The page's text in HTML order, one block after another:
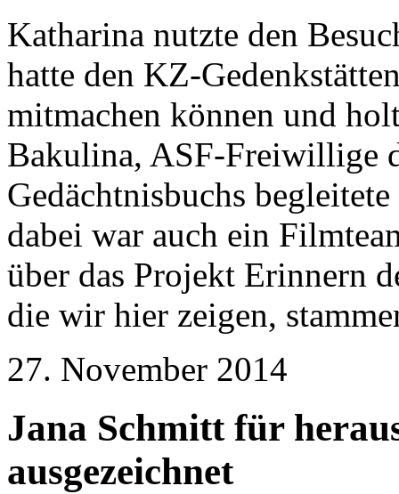
Katharina nutzte den
hatte den KZ-
mitmachen können und
Bakulina, ASF-Freiwillige
Gedächtnisbuchs
dabei war auch ein
über das Projekt Erinnern
die wir hier zeigen,
27. November 2014
Jana Schmitt für
ausgezeichnet